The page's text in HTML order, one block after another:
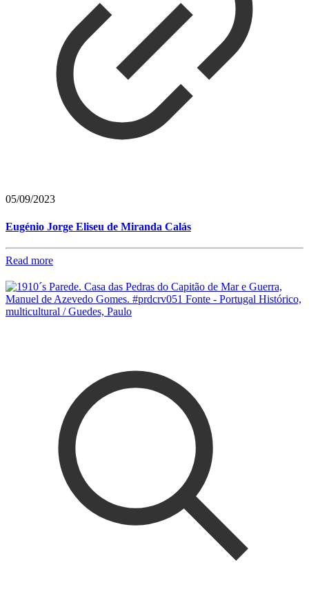
05/09/2023
Eugénio Jorge Eliseu de Miranda Calás
Read more